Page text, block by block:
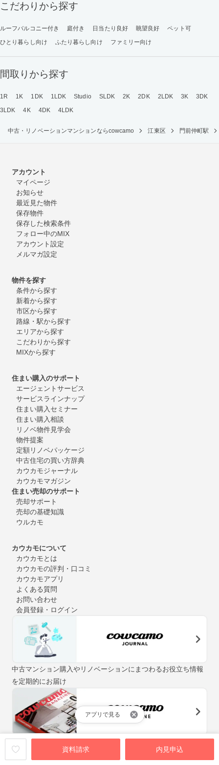
資料請求 内見申込
アプリで見る
こだわりから探す
ルーフバルコニー付き 庭付き 日当たり良好 眺望良好
ペット可
ひとり暮らし向け
ふたり暮らし向け ファミリー向け
間取りから探す
1R 1K 1DK 1LDK Studio SLDK 2K 2DK 2LDK 3K
3DK
3LDK
4K 4DK 4LDK
中古・リノベーションマンションならcowcamo 江東区 門前仲町駅
アカウント
マイページ
お知らせ
最近見た物件
保存物件
保存した検索条件
フォロー中のMIX
アカウント設定
メルマガ設定
物件を探す
条件から探す
新着から探す
市区から探す
路線・駅から探す
エリアから探す
こだわりから探す
MIXから探す
住まい購入のサポート
エージェントサービス
サービスラインナップ
住まい購入セミナー
住まい購入相談
リノベ物件見学会
物件提案
定額リノベパッケージ
中古住宅の買い方辞典
カウカモジャーナル
カウカモマガジン
住まい売却のサポート
売却サポート
売却の基礎知識
ウルカモ
カウカモについて
カウカモとは
カウカモの評判・口コミ
カウカモアプリ
よくある質問
お問い合わせ
会員登録・ログイン
中古マンション購入やリノベーションにまつわるお役立ち情報
を定期的にお届け
「街と暮らしの先輩マガジン」をテーマに、自分らしい住まい
探しをお手伝いするウェブマガジン